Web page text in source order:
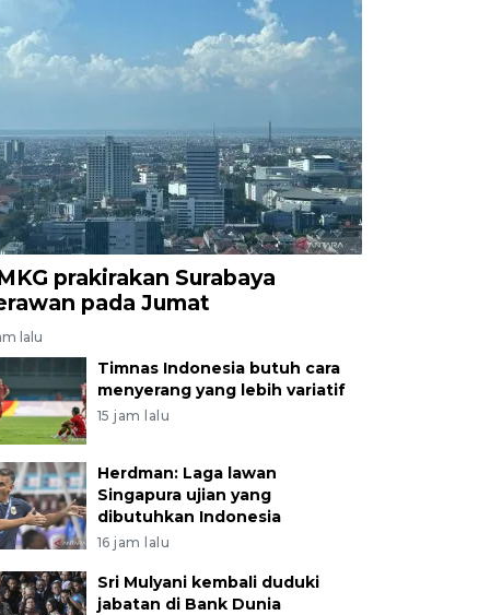
prakirakan Surabaya
pada Jumat
lalu
Timnas Indonesia butuh cara
menyerang yang lebih variatif
15 jam lalu
Herdman: Laga lawan
Singapura ujian yang
dibutuhkan Indonesia
16 jam lalu
Sri Mulyani kembali duduki
jabatan di Bank Dunia